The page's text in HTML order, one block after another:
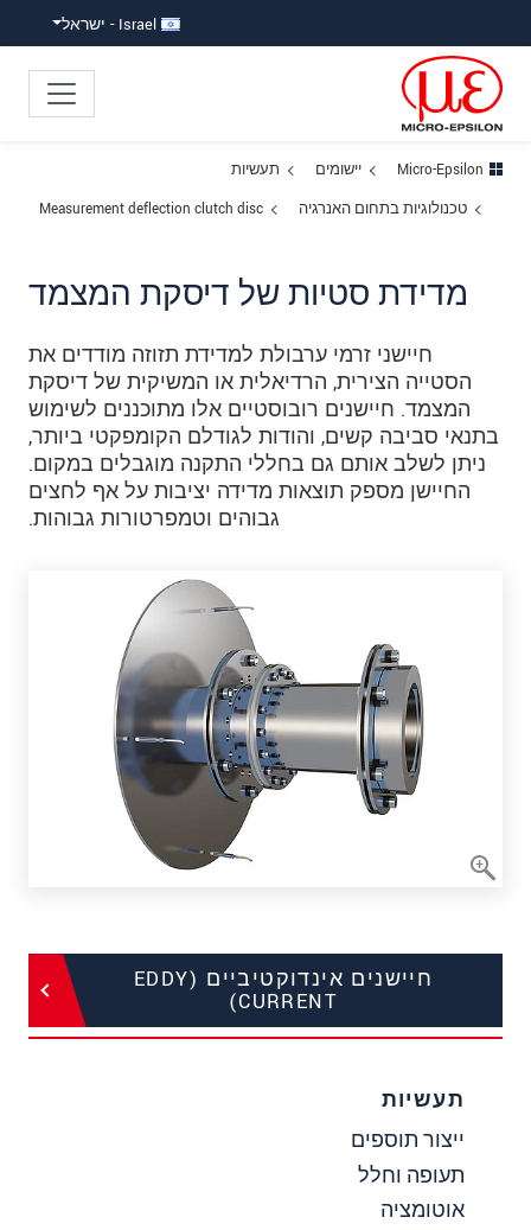
Israel - ישראל
Micro-Epsilon יישומים
תעשיות
טכנולוגיות בתחום האנרגיה
Measurement deflection clutch disc
מדידת סטיות של דיסקת המצמד
חיישני זרמי ערבולת למדידת תזוזה מודדים את
הסטייה הצירית, הרדיאלית או המשיקית של דיסקת
המצמד. חיישנים רובוסטיים אלו מתוכננים לשימוש
בתנאי סביבה קשים, והודות לגודלם הקומפקטי ביותר,
ניתן לשלב אותם גם בחללי התקנה מוגבלים במקום.
החיישן מספק תוצאות מדידה יציבות על אף לחצים
גבוהים וטמפרטורות גבוהות.
חיישנים אינדוקטיביים (EDDY
CURRENT)
תעשיות
ייצור תוספים
תעופה וחלל
אוטומציה